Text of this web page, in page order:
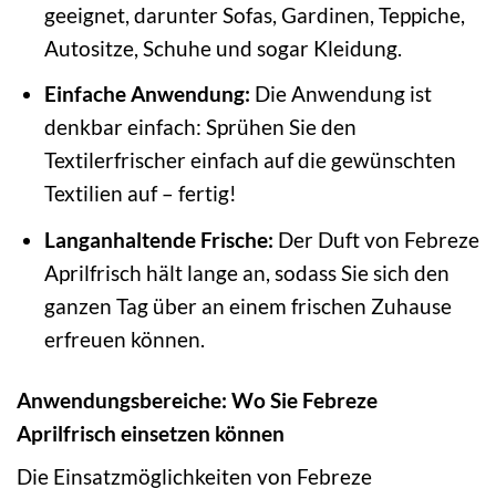
geeignet, darunter Sofas, Gardinen, Teppiche,
Autositze, Schuhe und sogar Kleidung.
Einfache Anwendung: Die Anwendung ist
denkbar einfach: Sprühen Sie den
Textilerfrischer einfach auf die gewünschten
Textilien auf – fertig!
Langanhaltende Frische: Der Duft von Febreze
Aprilfrisch hält lange an, sodass Sie sich den
ganzen Tag über an einem frischen Zuhause
erfreuen können.
Anwendungsbereiche: Wo Sie Febreze
Aprilfrisch einsetzen können
Die Einsatzmöglichkeiten von Febreze